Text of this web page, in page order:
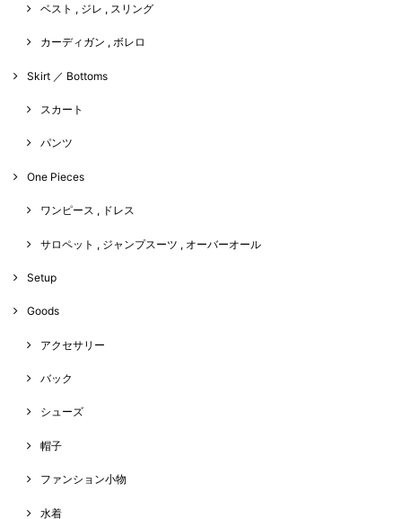
ベスト , ジレ , スリング
カーディガン , ボレロ
Skirt ／ Bottoms
スカート
パンツ
One Pieces
ワンピース , ドレス
サロペット , ジャンプスーツ , オーバーオール
Setup
Goods
アクセサリー
バック
シューズ
帽子
ファンション小物
水着